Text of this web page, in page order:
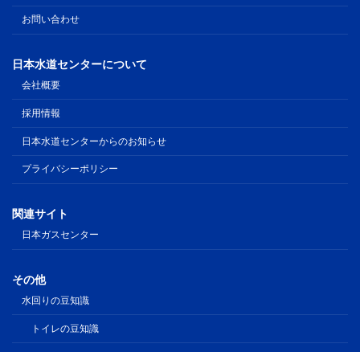
お問い合わせ
日本水道センターについて
会社概要
採用情報
日本水道センターからのお知らせ
プライバシーポリシー
関連サイト
日本ガスセンター
その他
水回りの豆知識
トイレの豆知識